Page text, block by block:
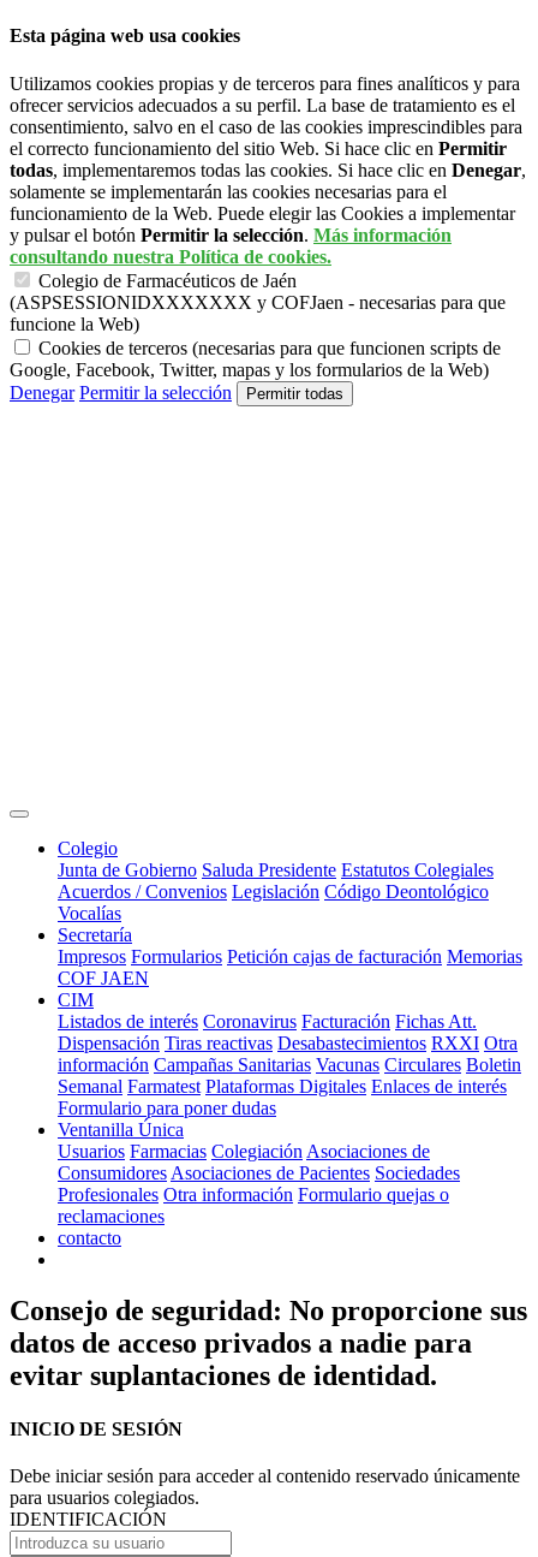
Esta página web usa cookies
Utilizamos cookies propias y de terceros para fines analíticos y para
ofrecer servicios adecuados a su perfil. La base de tratamiento es el
consentimiento, salvo en el caso de las cookies imprescindibles para
el correcto funcionamiento del sitio Web. Si hace clic en Permitir
todas, implementaremos todas las cookies. Si hace clic en Denegar,
solamente se implementarán las cookies necesarias para el
funcionamiento de la Web. Puede elegir las Cookies a implementar
y pulsar el botón Permitir la selección. Más información
consultando nuestra Política de cookies.
Colegio de Farmacéuticos de Jaén
(ASPSESSIONIDXXXXXXX y COFJaen - necesarias para que
funcione la Web)
Cookies de terceros (necesarias para que funcionen scripts de
Google, Facebook, Twitter, mapas y los formularios de la Web)
Denegar Permitir la selección
Colegio
Junta de Gobierno Saluda Presidente Estatutos Colegiales
Acuerdos / Convenios Legislación Código Deontológico
Vocalías
Secretaría
Impresos Formularios Petición cajas de facturación Memorias
COF JAEN
CIM
Listados de interés Coronavirus Facturación Fichas Att.
Dispensación Tiras reactivas Desabastecimientos RXXI Otra
información Campañas Sanitarias Vacunas Circulares Boletin
Semanal Farmatest Plataformas Digitales Enlaces de interés
Formulario para poner dudas
Ventanilla Única
Usuarios Farmacias Colegiación Asociaciones de
Consumidores Asociaciones de Pacientes Sociedades
Profesionales Otra información Formulario quejas o
reclamaciones
contacto
Consejo de seguridad: No proporcione sus
datos de acceso privados a nadie para
evitar suplantaciones de identidad.
INICIO DE SESIÓN
Debe iniciar sesión para acceder al contenido reservado únicamente
para usuarios colegiados.
IDENTIFICACIÓN